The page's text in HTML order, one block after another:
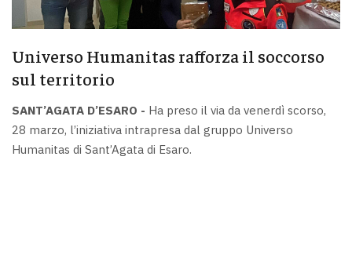
Universo Humanitas rafforza il soccorso
sul territorio
SANT’AGATA D’ESARO - Ha preso il via da venerdì scorso,
28 marzo, l’iniziativa intrapresa dal gruppo Universo
Humanitas di Sant’Agata di Esaro.